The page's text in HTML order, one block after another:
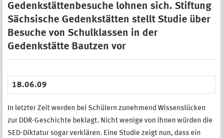
Gedenkstättenbesuche lohnen sich. Stiftung
Sächsische Gedenkstätten stellt Studie über
Besuche von Schulklassen in der
Gedenkstätte Bautzen vor
18.06.09
In letzter Zeit werden bei Schülern zunehmend Wissenslücken
zur DDR-Geschichte beklagt. Nicht wenige von ihnen würden die
SED-Diktatur sogar verklären. Eine Studie zeigt nun, dass ein